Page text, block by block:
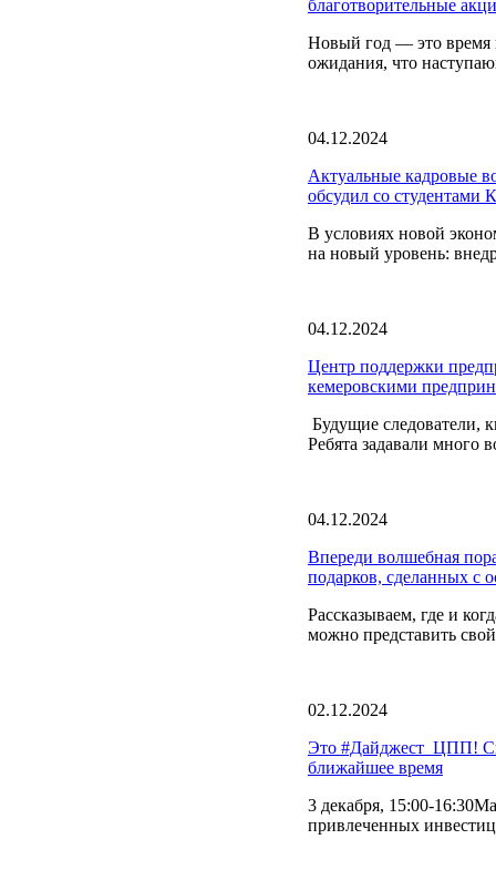
благотворительные
Новый год — это время
ожидания, что
04.12.2024
Актуальные кадровые
обсудил со студентами
В условиях новой
на новый уровень:
04.12.2024
Центр поддержки
кемеровскими
Будущие следователи,
Ребята задавали много
04.12.2024
Впереди волшебная
подарков, сделанных с
Рассказываем, где и
можно представить
02.12.2024
Это #Дайджест_ЦПП!
ближайшее время
3 декабря, 15:00-
привлеченных